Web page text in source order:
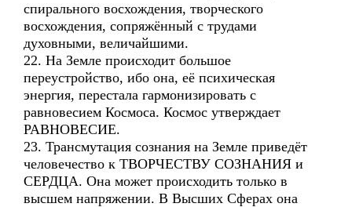
спирального восхождения, творческого
восхождения, сопряжённый с трудами
духовными, величайшими.
22. На Земле происходит большое
переустройство, ибо она, её психическая
энергия, перестала гармонизировать с
равновесием Космоса. Космос утверждает
РАВНОВЕСИЕ.
23. Трансмутация сознания на Земле приведёт
человечество к ТВОРЧЕСТВУ СОЗНАНИЯ и
СЕРДЦА. Она может происходить только в
высшем напряжении. В Высших Сферах она